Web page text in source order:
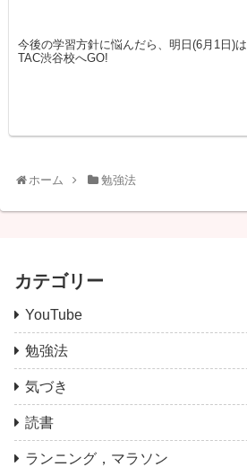
今後の学習方針に悩んだら、明日(6月1日)は
TAC渋谷校へGO!
ホーム 勉強法
カテゴリー
YouTube
勉強法
気づき
読書
ランニング，マラソン